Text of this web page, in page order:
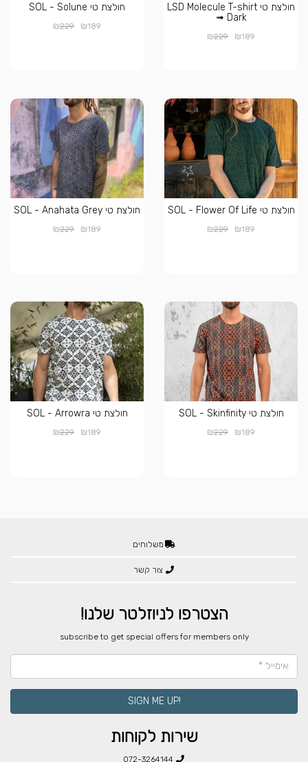
חולצת טי LSD Molecule T-shirt
➟ Dark
₪189
₪229
חולצת טי SOL - Solune
₪189
₪229
חולצת טי SOL - Flower Of Life
₪189
₪229
חולצת טי SOL - Anahata Grey
₪189
₪229
חולצת טי SOL - Skinfinity
₪189
₪229
חולצת טי SOL - Arrowra
₪189
₪229
משלוחים
צור קשר
הצטרפו לניוזלטר שלנו!
​subscribe to get special offers for members only
!SIGN ME UP
שירות לקוחות
072-3264144